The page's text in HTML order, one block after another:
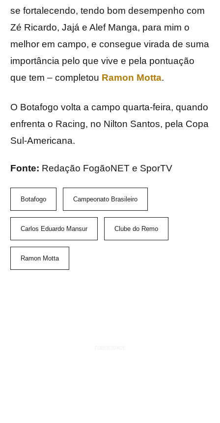
se fortalecendo, tendo bom desempenho com
Zé Ricardo, Jajá e Alef Manga, para mim o
melhor em campo, e consegue virada de suma
importância pelo que vive e pela pontuação
que tem – completou Ramon Motta.
O Botafogo volta a campo quarta-feira, quando
enfrenta o Racing, no Nilton Santos, pela Copa
Sul-Americana.
Fonte: Redação FogãoNET e SporTV
Botafogo Campeonato Brasileiro
Carlos Eduardo Mansur Clube do Remo
Ramon Motta